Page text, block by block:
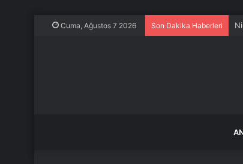
Cuma, Ağustos 7 2026 Son Dakika Haberleri